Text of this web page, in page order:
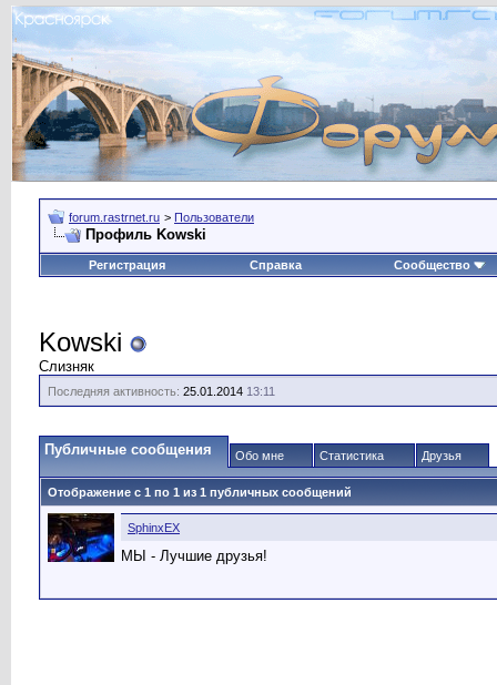
forum.rastrnet.ru > Пользователи
Профиль Kowski
Регистрация Справка Сообщество
Kowski
Слизняк
Последняя активность: 25.01.2014 13:11
Публичные сообщения Обо мне Статистика Друзья
Отображение с 1 по 1 из 1 публичных сообщений
SphinxEX
МЫ - Лучшие друзья!